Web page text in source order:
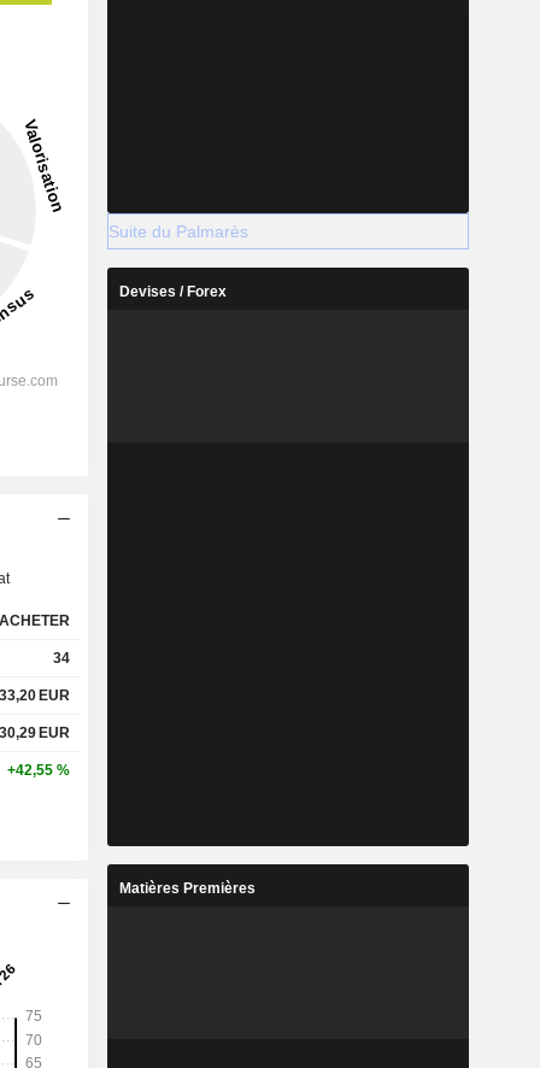
ACHETER
34
EUR
EUR
+42,55 %
Suite du Palmarès
Devises / Forex
Matières Premières